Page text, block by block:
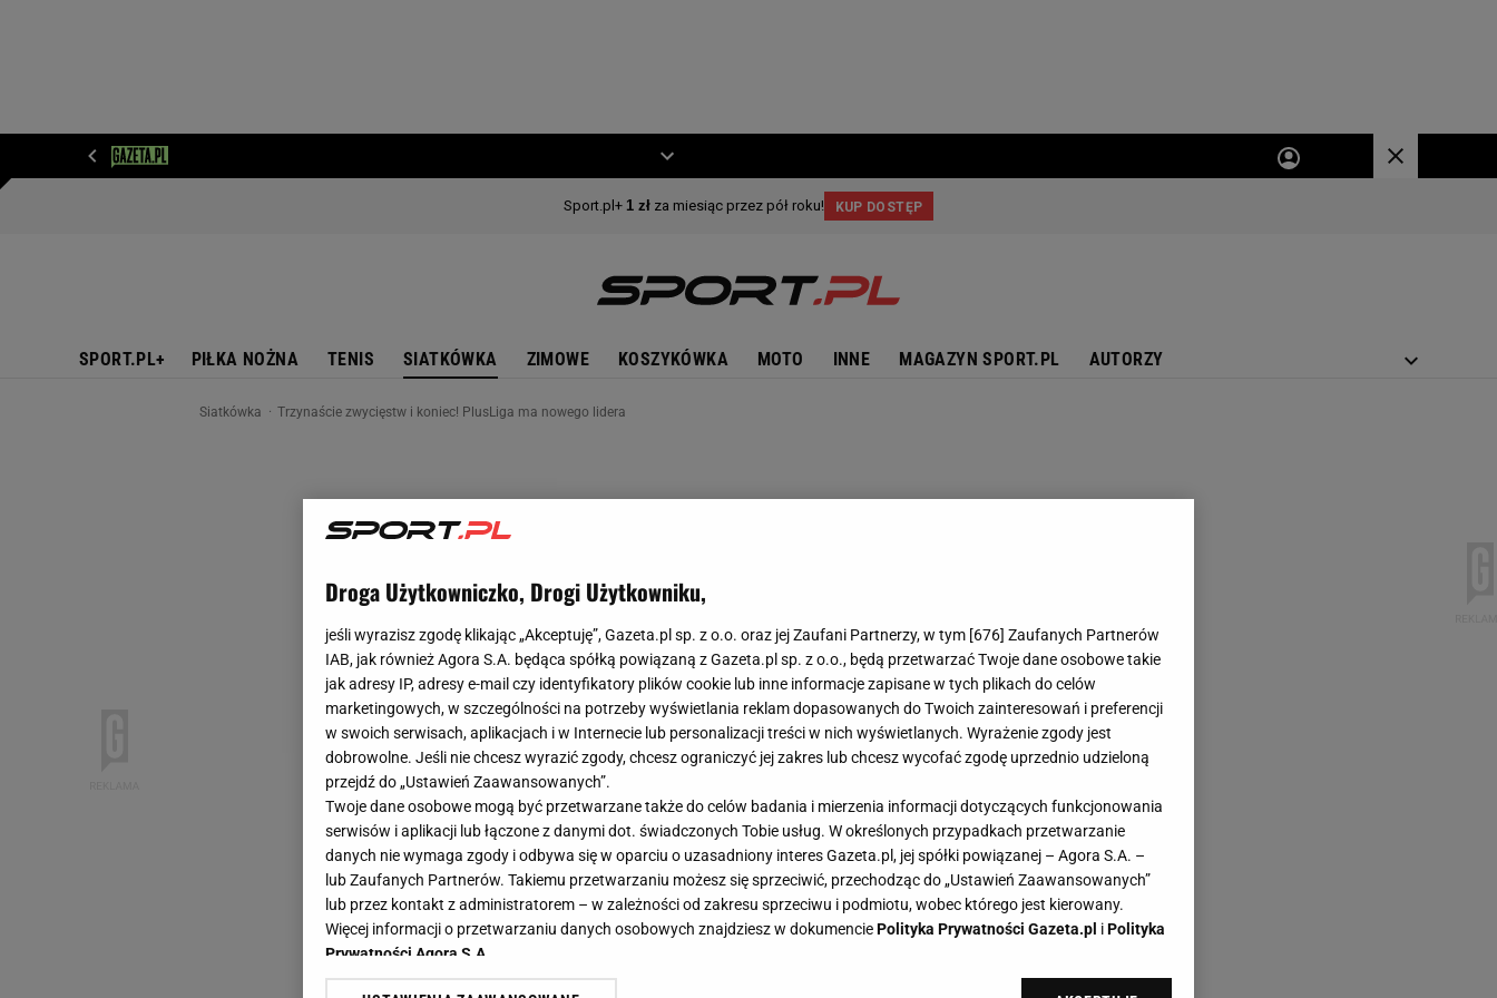
SPORT.PL+ PIŁKA NOŻNA TENIS SIATKÓWKA ZIMOWE KOSZYKÓWKA MOTO INNE MAGAZYN SPORT.PL AUTORZY
Siatkówka Trzynaście zwycięstw i koniec! PlusLiga ma nowego lidera
Droga Użytkowniczko, Drogi Użytkowniku,
jeśli wyrazisz zgodę klikając „Akceptuję”, Gazeta.pl sp. z o.o. oraz jej Zaufani Partnerzy, w tym [676] Zaufanych Partnerów
IAB, jak również Agora S.A. będąca spółką powiązaną z Gazeta.pl sp. z o.o., będą przetwarzać Twoje dane osobowe takie
jak adresy IP, adresy e-mail czy identyfikatory plików cookie lub inne informacje zapisane w tych plikach do celów
marketingowych, w szczególności na potrzeby wyświetlania reklam dopasowanych do Twoich zainteresowań i preferencji
w swoich serwisach, aplikacjach i w Internecie lub personalizacji treści w nich wyświetlanych. Wyrażenie zgody jest
dobrowolne. Jeśli nie chcesz wyrazić zgody, chcesz ograniczyć jej zakres lub chcesz wycofać zgodę uprzednio udzieloną
przejdź do „Ustawień Zaawansowanych”.
Twoje dane osobowe mogą być przetwarzane także do celów badania i mierzenia informacji dotyczących funkcjonowania
serwisów i aplikacji lub łączone z danymi dot. świadczonych Tobie usług. W określonych przypadkach przetwarzanie
danych nie wymaga zgody i odbywa się w oparciu o uzasadniony interes Gazeta.pl, jej spółki powiązanej – Agora S.A. –
lub Zaufanych Partnerów. Takiemu przetwarzaniu możesz się sprzeciwić, przechodząc do „Ustawień Zaawansowanych”
lub przez kontakt z administratorem – w zależności od zakresu sprzeciwu i podmiotu, wobec którego jest kierowany.
Więcej informacji o przetwarzaniu danych osobowych znajdziesz w dokumenciePolityka Prywatności Gazeta.pl iPolityka
Prywatności Agora S.A.